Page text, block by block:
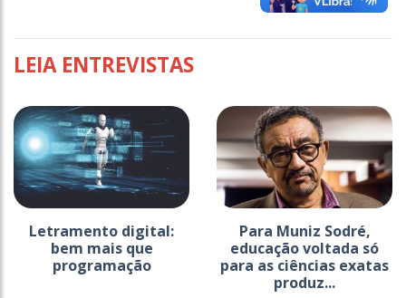
LEIA ENTREVISTAS
Letramento digital:
bem mais que
programação
Para Muniz Sodré,
educação voltada só
para as ciências exatas
produz...